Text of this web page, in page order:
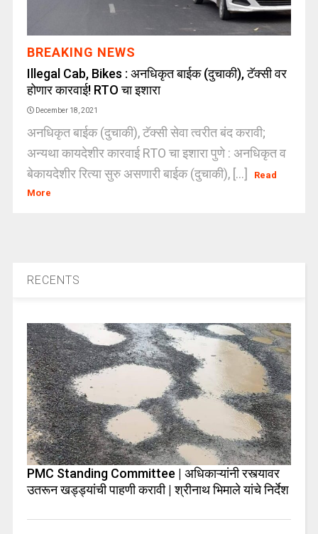
BREAKING NEWS
Illegal Cab, Bikes : अनधिकृत बाईक (दुचाकी), टॅक्सी वर
होणार कारवाई! RTO चा इशारा
December 18, 2021
अनधिकृत बाईक (दुचाकी), टॅक्सी सेवा त्वरीत बंद करावी;
अन्यथा कायदेशीर कारवाई RTO चा इशारा पुणे : अनधिकृत व
बेकायदेशीर रित्या सुरु असणारी बाईक (दुचाकी), [...]
Read
More
RECENTS
PMC Standing Committee | अधिकाऱ्यांनी रस्त्यावर
उतरून खड्ड्यांची पाहणी करावी | श्रीनाथ भिमाले यांचे निर्देश